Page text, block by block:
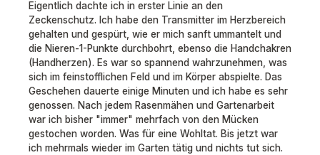
Eigentlich dachte ich in erster Linie an den
Zeckenschutz. Ich habe den Transmitter im Herzbereich
gehalten und gespürt, wie er mich sanft ummantelt und
die Nieren-1-Punkte durchbohrt, ebenso die Handchakren
(Handherzen). Es war so spannend wahrzunehmen, was
sich im feinstofflichen Feld und im Körper abspielte. Das
Geschehen dauerte einige Minuten und ich habe es sehr
genossen. Nach jedem Rasenmähen und Gartenarbeit
war ich bisher "immer" mehrfach von den Mücken
gestochen worden. Was für eine Wohltat. Bis jetzt war
ich mehrmals wieder im Garten tätig und nichts tut sich.